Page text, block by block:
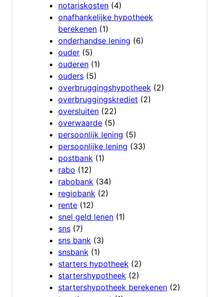
notariskosten (4)
onafhankelijke hypotheek
berekenen (1)
onderhandse lening (6)
ouder (5)
ouderen (1)
ouders (5)
overbruggingshypotheek (2)
overbruggingskrediet (2)
oversluiten (22)
overwaarde (5)
persoonlijk lening (5)
persoonlijke lening (33)
postbank (1)
rabo (12)
rabobank (34)
regiobank (2)
rente (12)
snel geld lenen (1)
sns (7)
sns bank (3)
snsbank (1)
starters hypotheek (2)
startershypotheek (2)
startershypotheek berekenen (2)